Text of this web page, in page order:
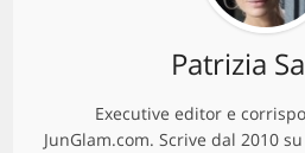
Patrizia
Executive editor e
JunGlam.com. Scrive dal 2010